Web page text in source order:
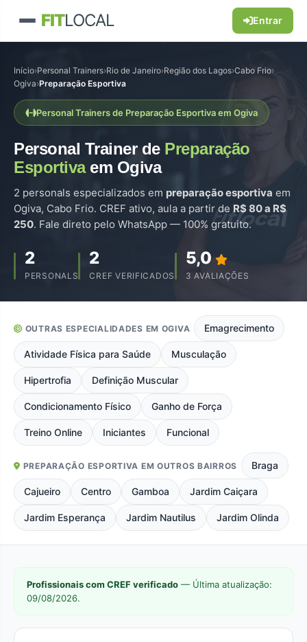
FITLOCAL Entrar
Início›Personal Trainers›Rio de Janeiro›Região dos Lagos›Cabo Frio›
Ogiva›Preparação Esportiva
Personal Trainers de Preparação Esportiva em Ogiva
Personal Trainer de Preparação
Esportivaem Ogiva
2 personals especializados em preparação esportiva em
Ogiva, Cabo Frio. CREF ativo, aula a partir deR$ 80 a R$
250. Fale direto pelo WhatsApp — 100% gratuito.
2
PERSONALS
2
CREF VERIFICADOS
5,0
3 AVALIAÇÕES
OUTRAS ESPECIALIDADES EM OGIVA Emagrecimento
Atividade Física para Saúde Musculação
Hipertrofia Definição Muscular
Condicionamento Físico Ganho de Força
Treino Online Iniciantes Funcional
PREPARAÇÃO ESPORTIVA EM OUTROS BAIRROS Braga
Cajueiro Centro Gamboa Jardim Caiçara
Jardim Esperança Jardim Nautilus Jardim Olinda
Profissionais com CREF verificado — Última atualização:
09/08/2026.